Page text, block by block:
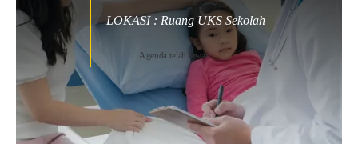
Hubungi Kami LOKASI : Ruang UKS Sekolah
Agenda telah lewat